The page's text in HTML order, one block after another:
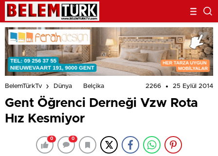
BelemTürkTv Dünya Belçika 2266 25 Eylül 2014
Gent Öğrenci Derneği Vzw Rota
Hız Kesmiyor
0 0